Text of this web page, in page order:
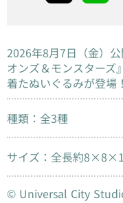
2026年8月7日（金）
オンズ＆モンスターズ
着たぬいぐるみが登場！
種類：全3種
サイズ：全長約
© Universal City